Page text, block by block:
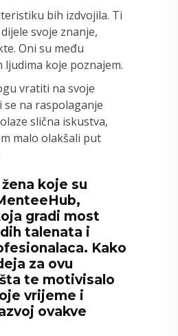
bih izdvojila. Ti
svoje znanje,
Oni su među
ljudima koje poznajem.
vratiti na svoje
na raspolaganje
slična iskustva,
malo olakšali put
koje su
gradi most
talenata i
Kako
za ovu
te motivisalo
vrijeme i
ovakve